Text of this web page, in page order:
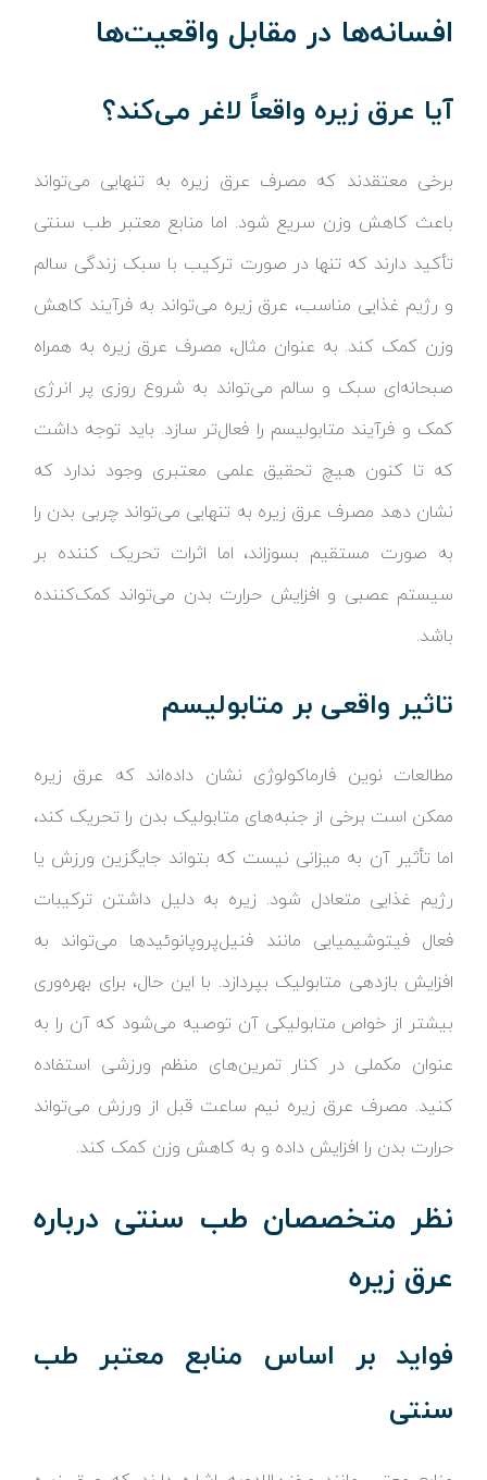
افسانه‌ها در مقابل واقعیت‌ها
آیا عرق زیره واقعاً لاغر می‌کند؟
برخی معتقدند که مصرف عرق زیره به تنهایی می‌تواند
باعث کاهش وزن سریع شود. اما منابع معتبر طب سنتی
تأکید دارند که تنها در صورت ترکیب با سبک زندگی سالم
و رژیم غذایی مناسب، عرق زیره می‌تواند به فرآیند کاهش
وزن کمک کند. به عنوان مثال، مصرف عرق زیره به همراه
صبحانه‌ای سبک و سالم می‌تواند به شروع روزی پر انرژی
کمک و فرآیند متابولیسم را فعال‌تر سازد. باید توجه داشت
که تا کنون هیچ تحقیق علمی معتبری وجود ندارد که
نشان دهد مصرف عرق زیره به تنهایی می‌تواند چربی بدن را
به صورت مستقیم بسوزاند، اما اثرات تحریک کننده بر
سیستم عصبی و افزایش حرارت بدن می‌تواند کمک‌کننده
باشد.
تاثیر واقعی بر متابولیسم
مطالعات نوین فارماکولوژی نشان داده‌اند که عرق زیره
ممکن است برخی از جنبه‌های متابولیک بدن را تحریک کند،
اما تأثیر آن به میزانی نیست که بتواند جایگزین ورزش یا
رژیم غذایی متعادل شود. زیره به دلیل داشتن ترکیبات
فعال فیتوشیمیایی مانند فنیل‌پروپانوئیدها می‌تواند به
افزایش بازدهی متابولیک بپردازد. با این حال، برای بهره‌وری
بیشتر از خواص متابولیکی آن توصیه می‌شود که آن را به
عنوان مکملی در کنار تمرین‌های منظم ورزشی استفاده
کنید. مصرف عرق زیره نیم ساعت قبل از ورزش می‌تواند
حرارت بدن را افزایش داده و به کاهش وزن کمک کند.
نظر متخصصان طب سنتی درباره
عرق زیره
فواید بر اساس منابع معتبر طب
سنتی